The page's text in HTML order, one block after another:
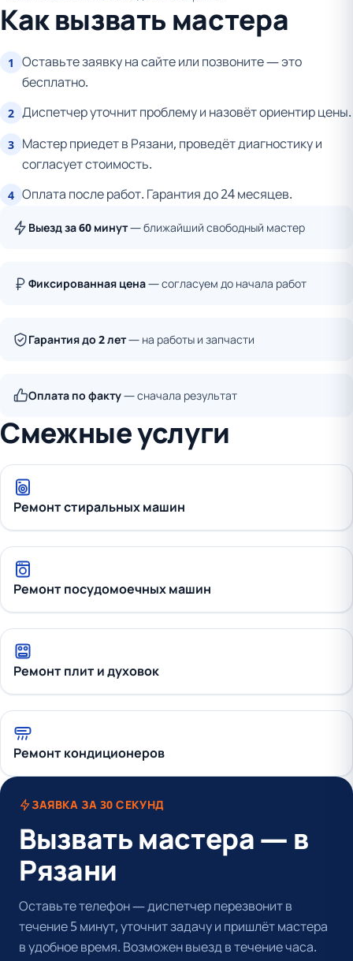
Как вызвать мастера
1
Оставьте заявку на сайте или позвоните — это
бесплатно.
2 Диспетчер уточнит проблему и назовёт ориентир цены.
3 Мастер приедет в Рязани, проведёт диагностику и
согласует стоимость.
4 Оплата после работ. Гарантия до 24 месяцев.
Выезд за 60 минут— ближайший свободный мастер
Фиксированная цена— согласуем до начала работ
Гарантия до 2 лет— на работы и запчасти
Оплата по факту— сначала результат
Смежные услуги
Ремонт стиральных машин
Ремонт посудомоечных машин
Ремонт плит и духовок
Ремонт кондиционеров
ЗАЯВКА ЗА 30 СЕКУНД
Вызвать мастера — в
Рязани
Оставьте телефон — диспетчер перезвонит в
течение 5 минут, уточнит задачу и пришлёт мастера
в удобное время. Возможен выезд в течение часа.